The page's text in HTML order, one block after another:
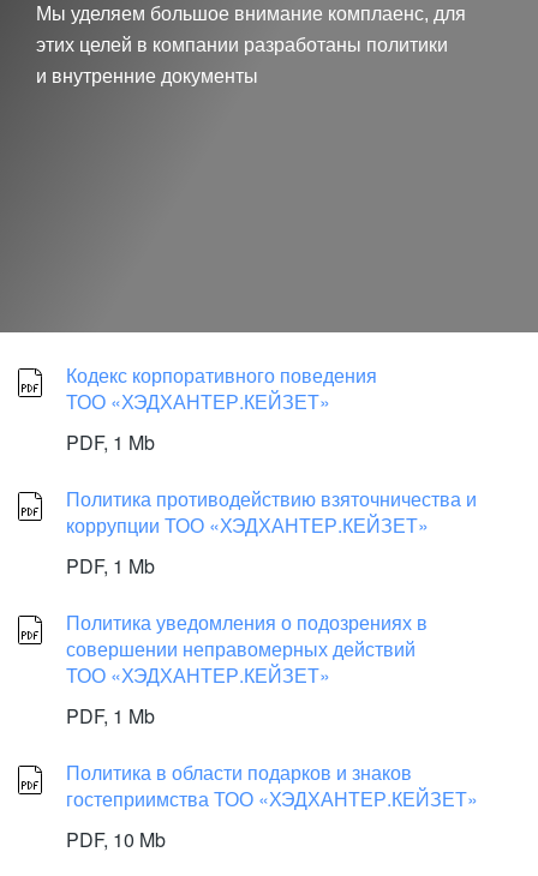
Мы уделяем большое внимание комплаенс, для
этих целей в компании разработаны политики
и внутренние документы
Кодекс корпоративного поведения
ТОО «ХЭДХАНТЕР.КЕЙЗЕТ»
PDF, 1 Mb
Политика противодействию взяточничества и
коррупции ТОО «ХЭДХАНТЕР.КЕЙЗЕТ»
PDF, 1 Mb
Политика уведомления о подозрениях в
совершении неправомерных действий
ТОО «ХЭДХАНТЕР.КЕЙЗЕТ»
PDF, 1 Mb
Политика в области подарков и знаков
гостеприимства ТОО «ХЭДХАНТЕР.КЕЙЗЕТ»
PDF, 10 Mb